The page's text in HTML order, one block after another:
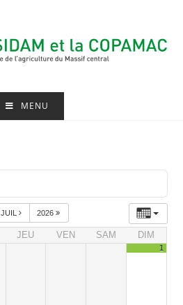
MENU
JUIL 2026
JEU VEN SAM DIM
1